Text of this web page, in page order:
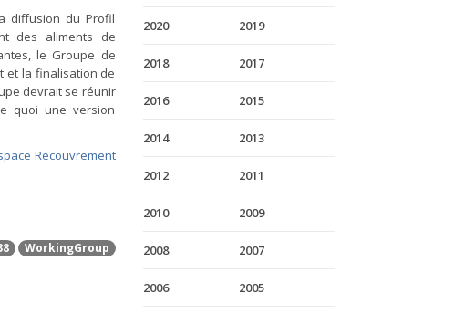
diffusion du Profil
des aliments de
le Groupe de
et la finalisation de
devrait se réunir
quoi une version
Recouvrement
WorkingGroup
2020 2019
2018 2017
2016 2015
2014 2013
2012 2011
2010 2009
2008 2007
2006 2005